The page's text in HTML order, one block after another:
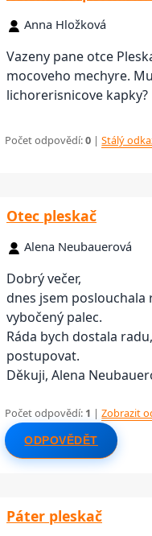
Anna Hložková
Vazeny pane otce
mocoveho mechyre.
lichorerisnicove
Počet odpovědí:0 |Stálý
Otec pleskač
Alena Neubauerová
Dobrý večer,
dnes jsem poslouchala
vybočený palec.
Ráda bych dostala
postupovat.
Děkuji, Alena
Počet odpovědí: 1 |Zobrazit
ODPOVĚDĚT
Páter pleskač